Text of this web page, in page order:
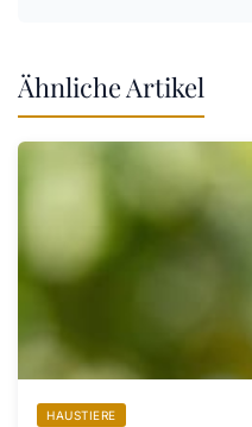
Ähnliche Artikel
HAUSTIERE